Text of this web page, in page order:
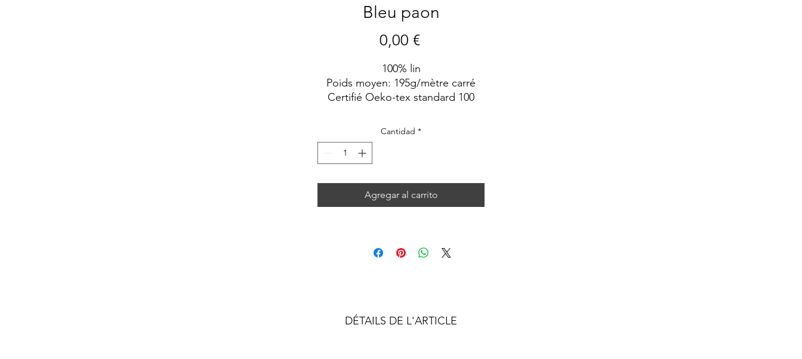
Bleu paon
0,00 €Precio
100% lin
Poids moyen: 195g/mètre carré
Certifié Oeko-tex standard 100
Ce tissu n'est pas à vendre au métrage.
Cantidad *
Agregar al carrito
DÉTAILS DE L'ARTICLE